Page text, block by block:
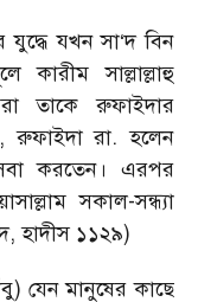
যখন সা‘দ বিন
সাল্লাল্লাহু
তাকে রুফাইদার
রুফাইদা রা. হলেন
করতেন। এরপর
সকাল-সন্ধ্যা
হাদীস ১১২৯)
যেন মানুষের কাছে